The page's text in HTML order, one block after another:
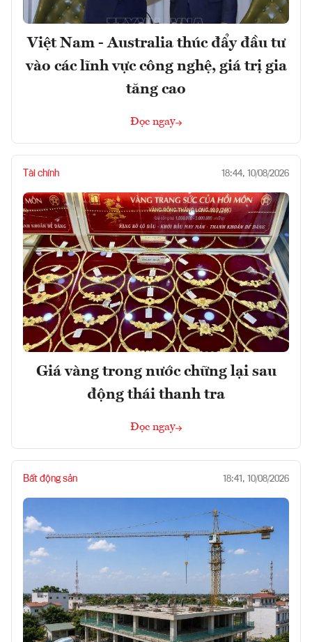
Việt Nam - Australia thúc đẩy đầu tư
vào các lĩnh vực công nghệ, giá trị gia
tăng cao
Đọc ngay
Tài chính 18:44, 10/08/2026
Giá vàng trong nước chững lại sau
động thái thanh tra
Đọc ngay
Bất động sản 18:41, 10/08/2026